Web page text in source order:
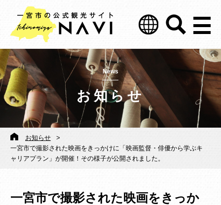
News
お知らせ
お知らせ
>
一宮市で撮影された映画をきっかけに「映画監督・俳優から学ぶキ
ャリアプラン」が開催！その様子が公開されました。
一宮市で撮影された映画をきっか